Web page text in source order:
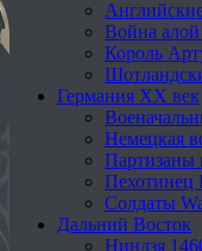
Война
Король
Германия XX век
Немецкая
Партизаны
Пехотинец
Солдаты
Дальний Восток
Ниндзя